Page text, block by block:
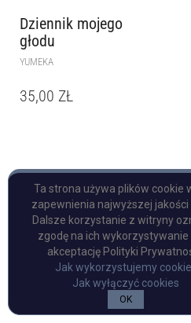
Dziennik mojego
głodu
YUMEKA
35,00 ZŁ
Copyright © Pulp Books
Ta strona używa plików cookie
zapewnienia najwyższej jakości
Dalsze korzystanie z witryny
zgodę na ich wykorzystywanie
akceptację Polityki
Jak wykorzystujemy
Jak wyłączyć cookies
OK